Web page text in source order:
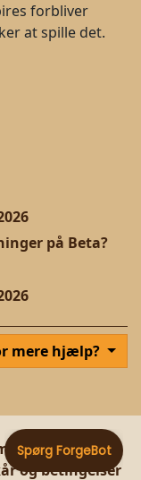
forbliver
at spille det.
på Beta?
mere hjælp?
GmbH
og betingelser